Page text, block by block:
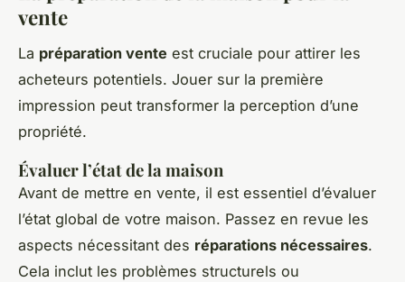
vente
La préparation vente est cruciale pour attirer les
acheteurs potentiels. Jouer sur la première
impression peut transformer la perception d’une
propriété.
Évaluer l’état de la maison
Avant de mettre en vente, il est essentiel d’évaluer
l’état global de votre maison. Passez en revue les
aspects nécessitant des réparations nécessaires.
Cela inclut les problèmes structurels ou